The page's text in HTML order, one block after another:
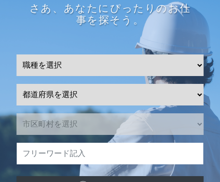
さあ、あなたにぴったりのお仕
事を探そう。